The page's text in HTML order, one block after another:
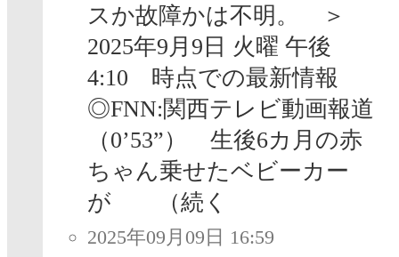
スか故障かは不明。 ＞
2025年9月9日 火曜 午後
4:10 時点での最新情報
◎FNN:関西テレビ動画報道
（0’53”） 生後6カ月の赤
ちゃん乗せたベビーカー
が （続く
2025年09月09日 16:59